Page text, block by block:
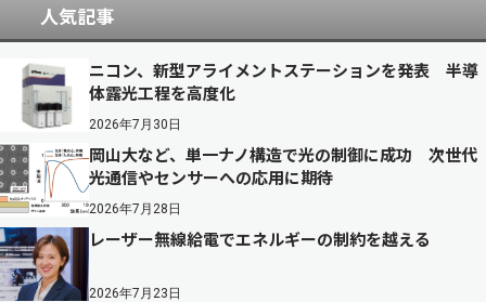
人気記事
ニコン、新型アライメントステーションを発表 半導
体露光工程を高度化
2026年7月30日
岡山大など、単一ナノ構造で光の制御に成功 次世代
光通信やセンサーへの応用に期待
2026年7月28日
レーザー無線給電でエネルギーの制約を越える
2026年7月23日